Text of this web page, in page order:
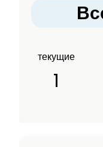
текущие
1